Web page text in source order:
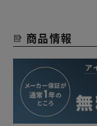
サーキュレーターで
すばやく乾燥させ
ッと乾かします。
【1年中、空気さわ
冬場でも除湿能力
商品情報